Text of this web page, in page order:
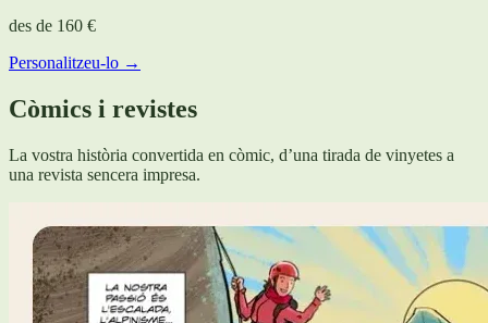
des de 160 €
Personalitzeu-lo →
Còmics i revistes
La vostra història convertida en còmic, d’una tirada de vinyetes a
una revista sencera impresa.